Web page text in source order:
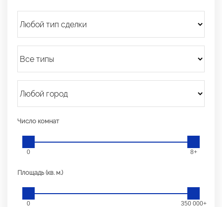
Число комнат
0 8+
Площадь (кв. м.)
0 350 000+